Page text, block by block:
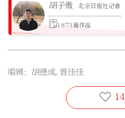
胡子傲 北京日报社记者
1873篇作品
编辑：胡德成,曾佳佳
14